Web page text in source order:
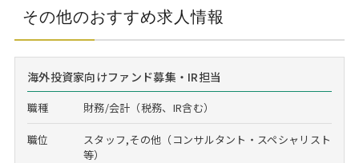
その他のおすすめ求人情報
海外投資家向けファンド募集・IR担当
職種 財務/会計（税務、IR含む）
職位
スタッフ,その他（コンサルタント・スペシャリスト
等）